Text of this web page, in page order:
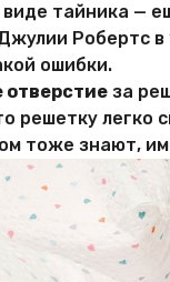
виде тайника —
Робертс в
ошибки.
отверстие за
решетку легко
тоже знают,